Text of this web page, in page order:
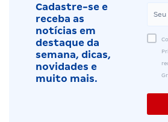
Cadastre-se e
receba as
notícias em
destaque da
semana, dicas,
novidades e
muito mais.